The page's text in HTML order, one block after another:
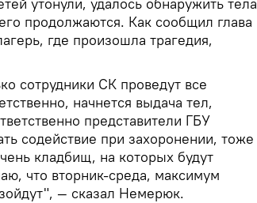
продолжаются. Как сообщил глава
где произошла трагедия,
сотрудники СК проведут все
начнется выдача тел,
представители ГБУ
содействие при захоронении, тоже
кладбищ, на которых будут
что вторник-среда, максимум
— сказал Немерюк.